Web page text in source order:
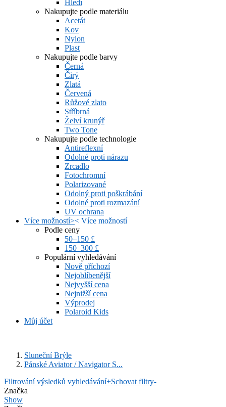
Hledí
Nakupujte podle materiálu
Acetát
Kov
Nylon
Plast
Nakupujte podle barvy
Černá
Čirý
Zlatá
Červená
Růžové zlato
Stříbrná
Želví krunýř
Two Tone
Nakupujte podle technologie
Antireflexní
Odolné proti nárazu
Zrcadlo
Fotochromní
Polarizované
Odolný proti poškrábání
Odolné proti rozmazání
UV ochrana
Více možností>< Více možností
Podle ceny
50–150 £
150–300 £
Populární vyhledávání
Nově příchozí
Nejoblíbenější
Nejvyšší cena
Nejnižší cena
Výprodej
Polaroid Kids
Můj účet
Sluneční Brýle
Pánské Aviator / Navigator S...
Filtrování výsledků vyhledávání+Schovat filtry-
Značka
Show